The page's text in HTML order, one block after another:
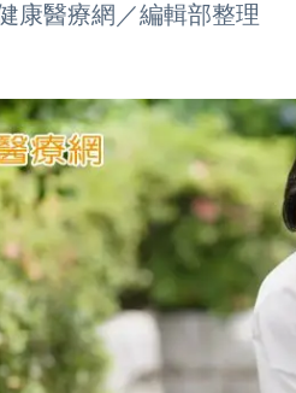
康醫療網／編輯部整理